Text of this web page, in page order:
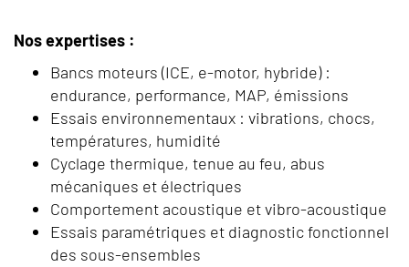
Nos expertises :
Bancs moteurs (ICE, e-motor, hybride) :
endurance, performance, MAP, émissions
Essais environnementaux : vibrations, chocs,
températures, humidité
Cyclage thermique, tenue au feu, abus
mécaniques et électriques
Comportement acoustique et vibro-acoustique
Essais paramétriques et diagnostic fonctionnel
des sous-ensembles